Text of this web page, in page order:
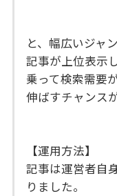
と、幅広いジャ
記事が上位表示
乗って検索需要
伸ばすチャンス
【運用方法】
記事は運営者自
りました。